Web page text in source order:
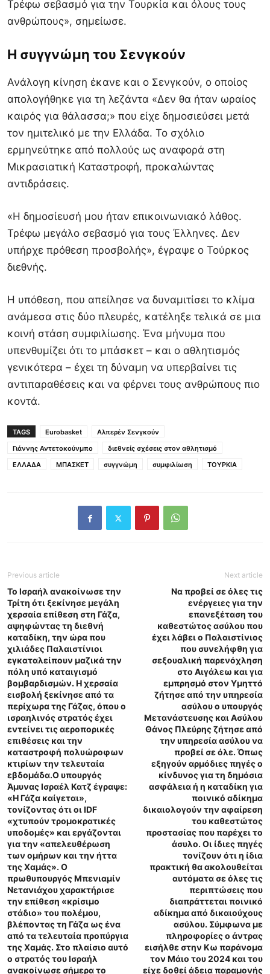
Τρέφω σεβασμό για την Τουρκία και όλους τους
ανθρώπους», σημείωσε.
Η συγγνώμη του Σενγκούν
Ανάλογη κίνηση έκανε και ο Σενγκούν, ο οποίος
απολογήθηκε για τη λεζάντα «Δεν θα ήταν ωραίος
καιρός για θάλασσα;» που είχε δημοσιεύσει μετά
τον ημιτελικό με την Ελλάδα. Το σχόλιο
ερμηνεύτηκε από πολλούς ως αναφορά στη
Μικρασιατική Καταστροφή, προκαλώντας
αντιδράσεις.
«Η δημοσίευσή μου ήταν επικοινωνιακό λάθος.
Τρέφω μεγάλο σεβασμό για τους Έλληνες. Δεν
υπήρχε πρόθεση προσβολής», έγραψε ο Τούρκος
διεθνής.
Η υπόθεση, που απείλησε να δυναμιτίσει το κλίμα
ανάμεσα στις δύο πλευρές, κατέληξε τελικά σε μια
κοινή στάση συμφιλίωσης. Ένα μήνυμα που
υπενθυμίζει ότι το μπάσκετ – και ο αθλητισμός
γενικότερα – έχει τη δύναμη να υπερβαίνει τις
αντιπαραθέσεις και να φέρνει τους ανθρώπους πιο
κοντά.
TAGS Eurobasket
Αλπερέν Σενγκούν
Γιάννης Αντετοκούνμπο
διεθνείς σχέσεις στον αθλητισμό
ΕΛΛΑΔΑ
ΜΠΑΣΚΕΤ συγγνώμη συμφιλίωση ΤΟΥΡΚΙΑ
Previous article
Το Ισραήλ ανακοίνωσε την
Τρίτη ότι ξεκίνησε μεγάλη
χερσαία επίθεση στη Γάζα,
αψηφώντας τη διεθνή
καταδίκη, την ώρα που
χιλιάδες Παλαιστίνιοι
εγκαταλείπουν μαζικά την
πόλη υπό καταιγισμό
βομβαρδισμών. Η χερσαία
εισβολή ξεκίνησε από τα
περίχωρα της Γάζας, όπου ο
ισραηλινός στρατός έχει
εντείνει τις αεροπορικές
επιθέσεις και την
καταστροφή πολυώροφων
κτιρίων την τελευταία
εβδομάδα.Ο υπουργός
Άμυνας Ισραέλ Κατζ έγραψε:
«Η Γάζα καίγεται»,
τονίζοντας ότι οι IDF
«χτυπούν τρομοκρατικές
υποδομές» και εργάζονται
για την «απελευθέρωση
των ομήρων και την ήττα
της Χαμάς». Ο
πρωθυπουργός Μπενιαμίν
Νετανιάχου χαρακτήρισε
την επίθεση «κρίσιμο
στάδιο» του πολέμου,
βλέποντας τη Γάζα ως ένα
από τα τελευταία προπύργια
της Χαμάς. Στο πλαίσιο αυτό
ο στρατός του Ισραήλ
ανακοίνωσε σήμερα το
Next article
Να προβεί σε όλες τις
ενέργειες για την
επανεξέταση του
καθεστώτος ασύλου που
έχει λάβει ο Παλαιστίνιος
που συνελήφθη για
σεξουαλική παρενόχληση
στο Αιγάλεω και για
εμπρησμό στον Υμηττό
ζήτησε από την υπηρεσία
ασύλου ο υπουργός
Μετανάστευσης και Ασύλου
Θάνος Πλεύρης ζήτησε από
την υπηρεσία ασύλου να
προβεί σε όλε. Όπως
εξηγούν αρμόδιες πηγές ο
κίνδυνος για τη δημόσια
ασφάλεια ή η καταδίκη για
ποινικό αδίκημα
δικαιολογούν την αφαίρεση
του καθεστώτος
προστασίας που παρέχει το
άσυλο. Οι ίδιες πηγές
τονίζουν ότι η ίδια
πρακτική θα ακολουθείται
αυτόματα σε όλες τις
περιπτώσεις που
διαπράττεται ποινικό
αδίκημα από δικαιούχους
ασύλου. Σύμφωνα με
πληροφορίες ο άντρας
εισήλθε στην Κω παράνομα
τον Μάιο του 2024 και του
είχε δοθεί άδεια παραμονής